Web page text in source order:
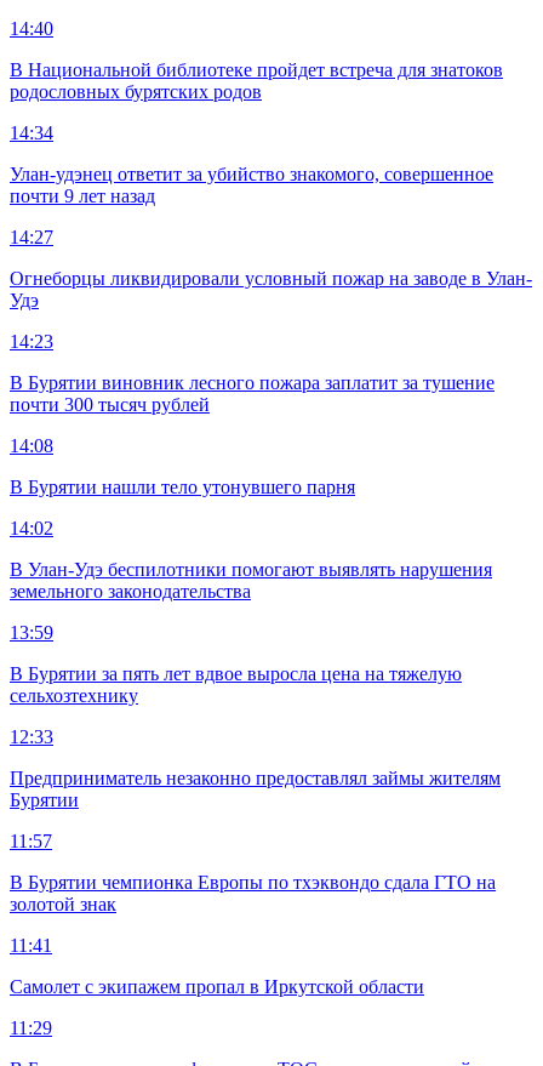
14:40
В Национальной библиотеке пройдет встреча для знатоков
родословных бурятских родов
14:34
Улан-удэнец ответит за убийство знакомого, совершенное
почти 9 лет назад
14:27
Огнеборцы ликвидировали условный пожар на заводе в Улан-
Удэ
14:23
В Бурятии виновник лесного пожара заплатит за тушение
почти 300 тысяч рублей
14:08
В Бурятии нашли тело утонувшего парня
14:02
В Улан-Удэ беспилотники помогают выявлять нарушения
земельного законодательства
13:59
В Бурятии за пять лет вдвое выросла цена на тяжелую
сельхозтехнику
12:33
Предприниматель незаконно предоставлял займы жителям
Бурятии
11:57
В Бурятии чемпионка Европы по тхэквондо сдала ГТО на
золотой знак
11:41
Самолет с экипажем пропал в Иркутской области
11:29